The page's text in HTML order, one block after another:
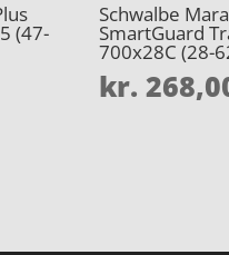
(47-
Schwalbe
SmartGuard
700x28C (28-
kr.